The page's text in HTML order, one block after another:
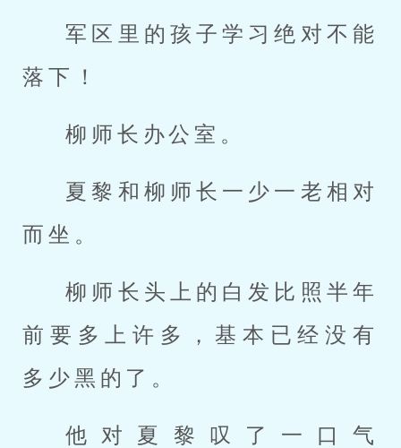
军区里的孩子学习绝对不能
落下！
柳师长办公室。
夏黎和柳师长一少一老相对
而坐。
柳师长头上的白发比照半年
前要多上许多，基本已经没有
多少黑的了。
他对夏黎叹了一口气